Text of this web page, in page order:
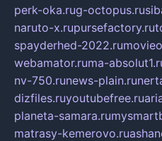
perk-oka.rug-octopus.ru
naruto-x.rupursefactory.ru
spayderhed-2022.ru
webamator.ruma-
nv-750.runews-plain.ru
dizfiles.ruyoutubefree.ru
planeta-samara.ru
matrasy-kemerovo.ru